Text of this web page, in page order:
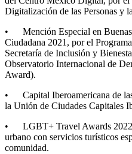
Digitalización de las Personas y
• Mención Especial en Buenas
Ciudadana 2021, por el
Secretaría de Inclusión y
Observatorio Internacional de
Award).
• Capital Iberoamericana de
la Unión de Ciudades Capitales
• LGBT+ Travel Awards 2022
urbano con servicios turísticos
comunidad.